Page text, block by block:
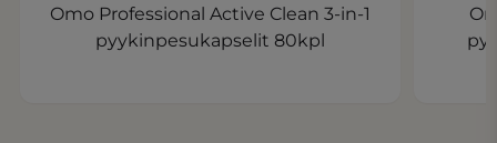
Omo Professional Active Clean 3-in-1
pyykinpesukapselit 80kpl